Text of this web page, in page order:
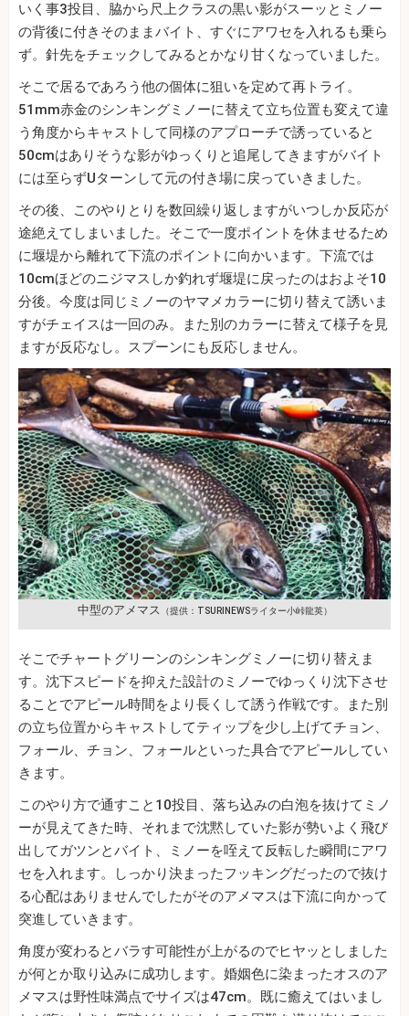
いく事3投目、脇から尺上クラスの黒い影がスーッとミノー
の背後に付きそのままバイト、すぐにアワセを入れるも乗ら
ず。針先をチェックしてみるとかなり甘くなっていました。
そこで居るであろう他の個体に狙いを定めて再トライ。
51mm赤金のシンキングミノーに替えて立ち位置も変えて違
う角度からキャストして同様のアプローチで誘っていると
50cmはありそうな影がゆっくりと追尾してきますがバイト
には至らずUターンして元の付き場に戻っていきました。
その後、このやりとりを数回繰り返しますがいつしか反応が
途絶えてしまいました。そこで一度ポイントを休ませるため
に堰堤から離れて下流のポイントに向かいます。下流では
10cmほどのニジマスしか釣れず堰堤に戻ったのはおよそ10
分後。今度は同じミノーのヤマメカラーに切り替えて誘いま
すがチェイスは一回のみ。また別のカラーに替えて様子を見
ますが反応なし。スプーンにも反応しません。
中型のアメマス （提供：TSURINEWSライター小峠龍英）
そこでチャートグリーンのシンキングミノーに切り替えま
す。沈下スピードを抑えた設計のミノーでゆっくり沈下させ
ることでアピール時間をより長くして誘う作戦です。また別
の立ち位置からキャストしてティップを少し上げてチョン、
フォール、チョン、フォールといった具合でアピールしてい
きます。
このやり方で通すこと10投目、落ち込みの白泡を抜けてミノ
ーが見えてきた時、それまで沈黙していた影が勢いよく飛び
出してガツンとバイト、ミノーを咥えて反転した瞬間にアワ
セを入れます。しっかり決まったフッキングだったので抜け
る心配はありませんでしたがそのアメマスは下流に向かって
突進していきます。
角度が変わるとバラす可能性が上がるのでヒヤッとしました
が何とか取り込みに成功します。婚姻色に染まったオスのア
メマスは野性味満点でサイズは47cm。既に癒えてはいまし